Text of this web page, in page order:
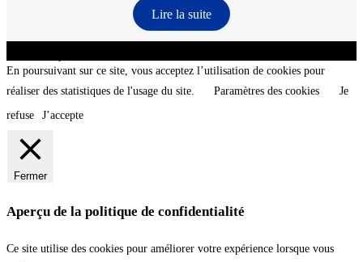
Lire la suite
En poursuivant sur ce site, vous acceptez l’utilisation de cookies pour
réaliser des statistiques de l'usage du site.
Paramètres des cookies
Je
refuse
J’accepte
Fermer
Aperçu de la politique de confidentialité
Ce site utilise des cookies pour améliorer votre expérience lorsque vous